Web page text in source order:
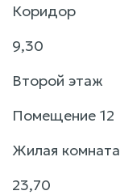
Коридор
9,30
Второй этаж
Помещение 12
Жилая комната
23,70